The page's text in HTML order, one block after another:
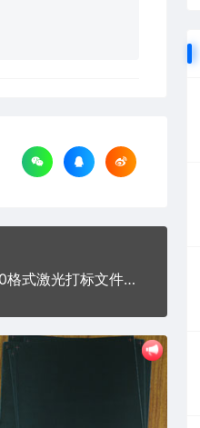
西班牙队徽足球雕刻挂坠项链AI8.0格式激光打标文件通用矢量图